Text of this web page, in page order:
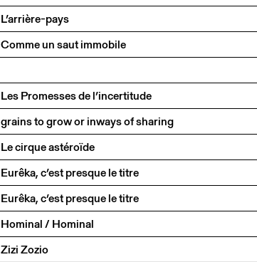
L’arrière-pays
Comme un saut immobile
Les Promesses de l’incertitude
grains to grow or inways of sharing
Le cirque astéroïde
Eurêka, c’est presque le titre
Eurêka, c’est presque le titre
Hominal / Hominal
Zizi Zozio